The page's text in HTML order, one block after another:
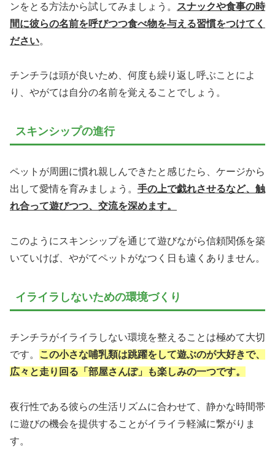
ンをとる方法から試してみましょう。
スナックや食事の時
間に彼らの名前を呼びつつ食べ物を与える習慣をつけてく
ださい。
チンチラは頭が良いため、何度も繰り返し呼ぶことによ
り、やがては自分の名前を覚えることでしょう。
スキンシップの進行
ペットが周囲に慣れ親しんできたと感じたら、ケージから
出して愛情を育みましょう。 手の上で戯れさせるなど、触
れ合って遊びつつ、交流を深めます。
このようにスキンシップを通じて遊びながら信頼関係を築
いていけば、やがてペットがなつく日も遠くありません。
イライラしないための環境づくり
チンチラがイライラしない環境を整えることは極めて大切
です。
この小さな哺乳類は跳躍をして遊ぶのが大好きで、
広々と走り回る「部屋さんぽ」も楽しみの一つです。
夜行性である彼らの生活リズムに合わせて、静かな時間帯
に遊びの機会を提供することがイライラ軽減に繋がりま
す。